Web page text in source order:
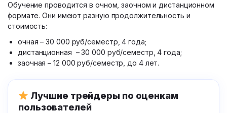
Обучение проводится в очном, заочном и дистанционном
формате. Они имеют разную продолжительность и
стоимость:
очная – 30 000 руб/семестр, 4 года;
дистанционная – 30 000 руб/семестр, 4 года;
заочная – 12 000 руб/семестр, до 4 лет.
Лучшие трейдеры по оценкам
пользователей